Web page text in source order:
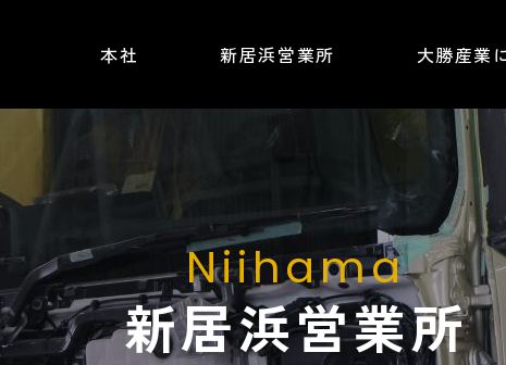
本社 新居浜営業所 大勝産業
Niihama
新居浜営業所